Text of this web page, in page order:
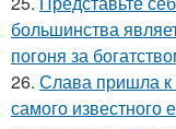
большинства
погоня за
26. Слава пришла к
самого известного